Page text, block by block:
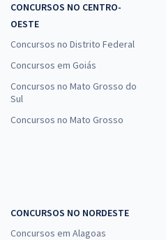
CONCURSOS NO CENTRO-
OESTE
Concursos no Distrito Federal
Concursos em Goiás
Concursos no Mato Grosso do
Sul
Concursos no Mato Grosso
CONCURSOS NO NORDESTE
Concursos em Alagoas